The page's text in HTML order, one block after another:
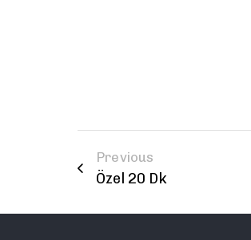
Previous
Özel 20 Dk